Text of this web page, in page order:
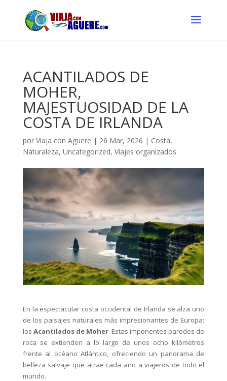
ACANTILADOS DE
MOHER,
MAJESTUOSIDAD DE LA
COSTA DE IRLANDA
por Viaja con Aguere | 26 Mar, 2026 | Costa,
Naturaleza, Uncategorized, Viajes organizados
En la espectacular costa occidental de Irlanda se alza uno
de los paisajes naturales más impresionantes de Europa:
los Acantilados de Moher. Estas imponentes paredes de
roca se extienden a lo largo de unos ocho kilómetros
frente al océano Atlántico, ofreciendo un panorama de
belleza salvaje que atrae cada año a viajeros de todo el
mundo.